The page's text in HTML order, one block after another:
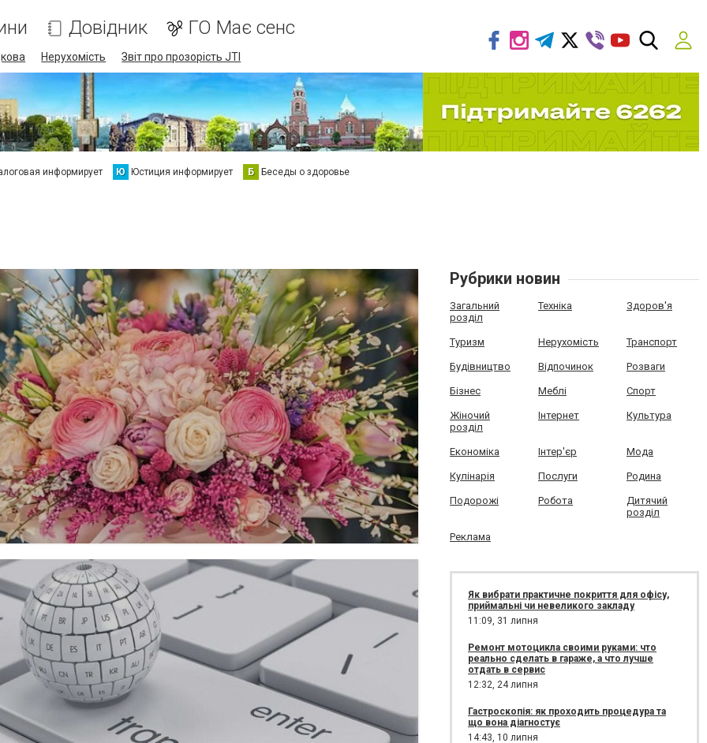
Довідник ГО Має сенс
Нерухомість Звіт про прозорість JTI
информирует Ю Юстиция информирует Б Беседы о здоровье
Рубрики новин
Загальний
розділ
Техніка Здоров'я
Туризм Нерухомість Транспорт
Будівництво Відпочинок Розваги
Бізнес Меблі Спорт
Жіночий
розділ
Інтернет Культура
Економіка Інтер'єр Мода
Кулінарія Послуги Родина
Подорожі Робота
Дитячий
розділ
Реклама
Як вибрати практичне покриття для офісу,
приймальні чи невеликого закладу
11:09, 31 липня
Ремонт мотоцикла своими руками: что
реально сделать в гараже, а что лучше
отдать в сервис
12:32, 24 липня
Гастроскопія: як проходить процедура та
що вона діагностує
14:43, 10 липня